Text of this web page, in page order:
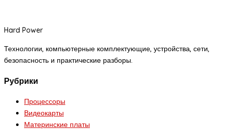
Hard Power
Технологии, компьютерные комплектующие, устройства, сети,
безопасность и практические разборы.
Рубрики
Процессоры
Видеокарты
Материнские платы